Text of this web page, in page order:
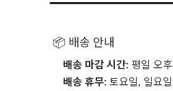
📦 배송 안내
배송 마감 시간: 평일 오
배송 휴무: 토요일, 일요